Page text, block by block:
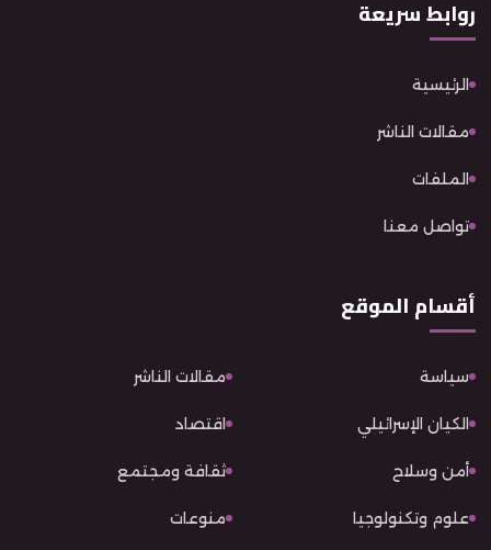
روابط سريعة
الرئيسية
مقالات الناشر
الملفات
تواصل معنا
أقسام الموقع
سياسة مقالات الناشر
الكيان الإسرائيلي اقتصاد
أمن وسلاح ثقافة ومجتمع
علوم وتكنولوجيا منوعات